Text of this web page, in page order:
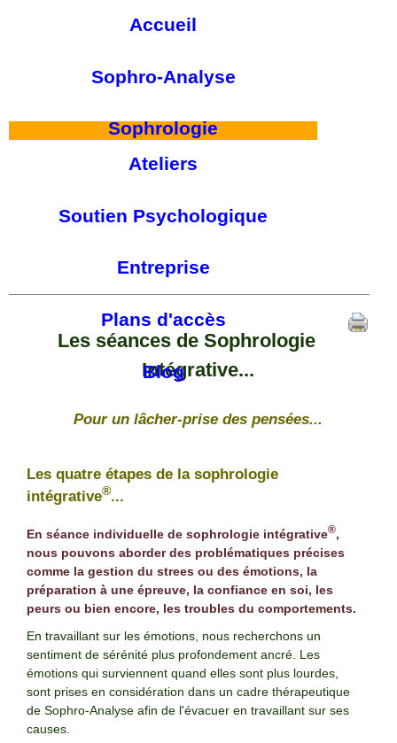
Accueil
Sophro-Analyse
Sophrologie
Ateliers
Soutien Psychologique
Entreprise
Plans d'accès
Blog
Les séances de Sophrologie
Intégrative...
Pour un lâcher-prise des pensées...
Les quatre étapes de la sophrologie
intégrative®
En séance individuelle de sophrologie intégrative®,
nous pouvons aborder des problématiques précises
comme la gestion du strees ou des émotions, la
préparation à une épreuve, la confiance en soi, les
peurs ou bien encore, les troubles du comportements.
En travaillant sur les émotions, nous recherchons un
sentiment de sérénité plus profondement ancré. Les
émotions qui surviennent quand elles sont plus lourdes,
sont prises en considération dans un cadre thérapeutique
de Sophro-Analyse afin de l'évacuer en travaillant sur ses
causes.